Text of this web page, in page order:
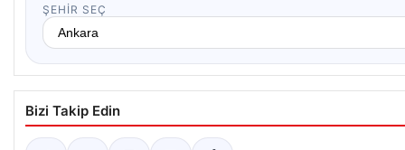
ŞEHIR SEÇ
Bizi Takip Edin